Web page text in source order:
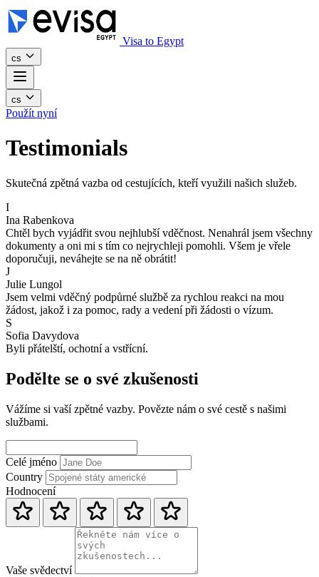
Visa to Egypt
cs
cs
Použít nyní
Testimonials
Skutečná zpětná vazba od cestujících, kteří využili našich služeb.
I
Ina Rabenkova
Chtěl bych vyjádřit svou nejhlubší vděčnost. Nenahrál jsem všechny
dokumenty a oni mi s tím co nejrychleji pomohli. Všem je vřele
doporučuji, neváhejte se na ně obrátit!
J
Julie Lungol
Jsem velmi vděčný podpůrné službě za rychlou reakci na mou
žádost, jakož i za pomoc, rady a vedení při žádosti o vízum.
S
Sofia Davydova
Byli přátelští, ochotní a vstřícní.
Podělte se o své zkušenosti
Vážíme si vaší zpětné vazby. Povězte nám o své cestě s našimi
službami.
Celé jméno
Country
Hodnocení
Vaše svědectví